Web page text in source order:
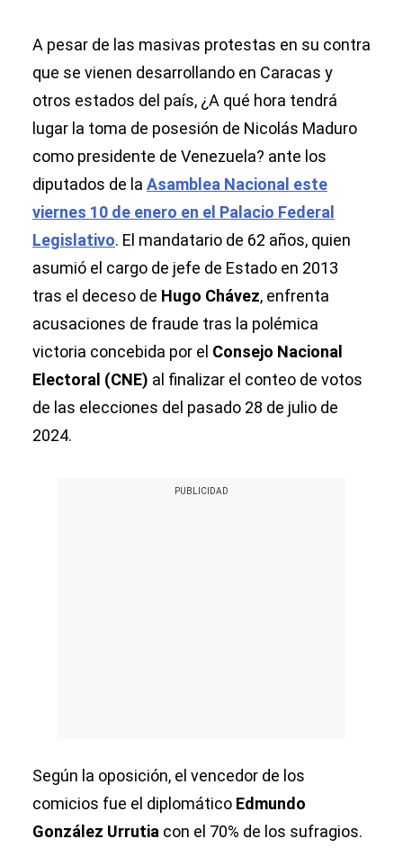
A pesar de las masivas protestas en su contra
que se vienen desarrollando en Caracas y
otros estados del país, ¿A qué hora tendrá
lugar la toma de posesión de Nicolás Maduro
como presidente de Venezuela? ante los
diputados de la Asamblea Nacional este
viernes 10 de enero en el Palacio Federal
Legislativo. El mandatario de 62 años, quien
asumió el cargo de jefe de Estado en 2013
tras el deceso de Hugo Chávez, enfrenta
acusaciones de fraude tras la polémica
victoria concebida por el Consejo Nacional
Electoral (CNE) al finalizar el conteo de votos
de las elecciones del pasado 28 de julio de
2024.
Según la oposición, el vencedor de los
comicios fue el diplomático Edmundo
González Urrutia con el 70% de los sufragios.